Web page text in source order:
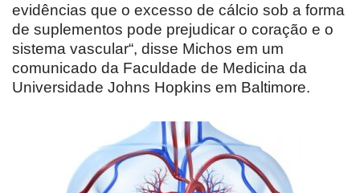
evidências que o excesso de cálcio sob a forma
de suplementos pode prejudicar o coração e o
sistema vascular“, disse Michos em um
comunicado da Faculdade de Medicina da
Universidade Johns Hopkins em Baltimore.